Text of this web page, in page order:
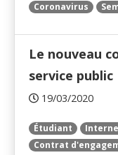
Coronavirus
Le nouveau
service public
19/03/2020
Étudiant
Contrat